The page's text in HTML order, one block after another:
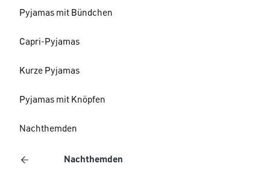
Pyjamas mit Bündchen
Capri-Pyjamas
Kurze Pyjamas
Pyjamas mit Knöpfen
Nachthemden
Nachthemden